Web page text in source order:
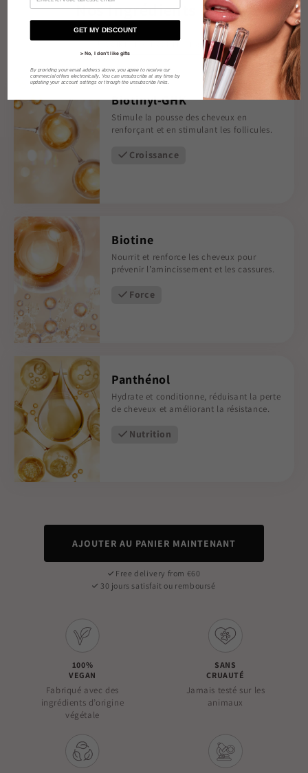
Nos Ingrédients Clés
VOIR LA LISTE COMPLÈTE
Biotinyl-GHK
Stimule la pousse des cheveux en
renforçant et en stimulant les follicules.
Croissance
Biotine
Nourrit et renforce les cheveux pour
prévenir l’amincissement et les cassures.
Force
Panthénol
Hydrate et conditionne, réduisant la perte
de cheveux et améliorant la résistance.
Nutrition
100%
VEGAN
Fabriqué avec des
ingrédients d’origine
végétale
SANS
CRUAUTÉ
Jamais testé sur les
animaux
AJOUTER AU PANIER MAINTENANT
Free delivery from €60
30 jours satisfait ou remboursé
GET MY DISCOUNT
> No, I don't like gifts
By providing your email address above, you agree to receive our
commercial offers electronically. You can unsubscribe at any time by
updating your account settings or through the unsubscribe links.